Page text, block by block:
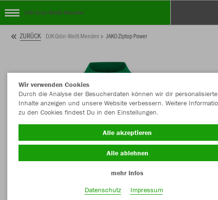
DJK Grün-Weiß Menden
ZURÜCK DJK Grün-Weiß Menden JAKO Ziptop Power
Wir verwenden Cookies
Durch die Analyse der Besucherdaten können wir dir personalisierte
Inhalte anzeigen und unsere Website verbessern. Weitere
zu den Cookies findest Du in den Einstellungen.
Alle akzeptieren
Alle ablehnen
mehr Infos
Datenschutz
Impressum